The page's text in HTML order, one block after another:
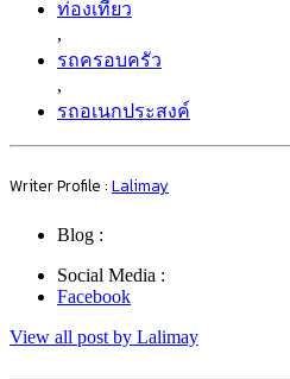
ท่องเที่ยว
,
รถครอบครัว
,
รถอเนกประสงค์
Writer Profile : Lalimay
Blog :
Social Media :
Facebook
View all post by Lalimay